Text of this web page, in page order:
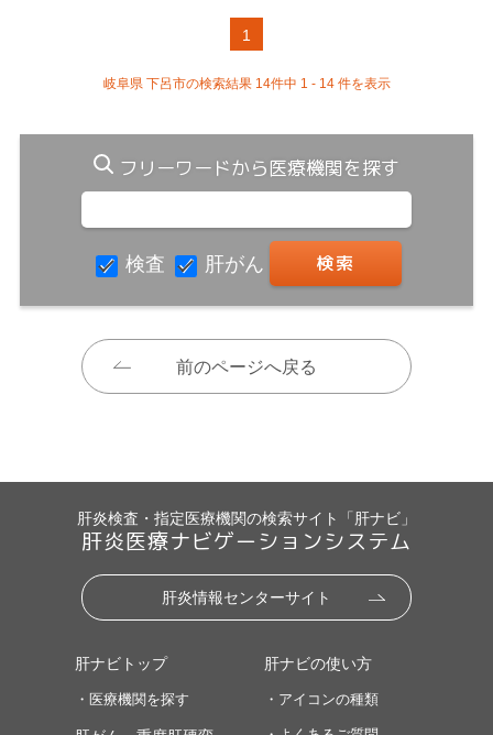
1
岐阜県 下呂市の検索結果 14件中 1 - 14 件を表示
フリーワードから医療機関を探す
検査 肝がん
前のページへ戻る
肝炎検査・指定医療機関の検索サイト「肝ナビ」
肝炎医療ナビゲーションシステム
肝炎情報センターサイト
肝ナビトップ
・医療機関を探す
肝ナビの使い方
・アイコンの種類